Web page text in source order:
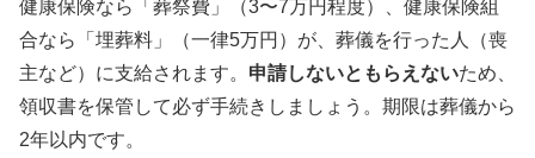
健康保険なら「葬祭費」（3〜7万円程度）、健康保険組
合なら「埋葬料」（一律5万円）が、葬儀を行った人（喪
主など）に支給されます。 申請しないともらえないため、
領収書を保管して必ず手続きしましょう。期限は葬儀から
2年以内です。